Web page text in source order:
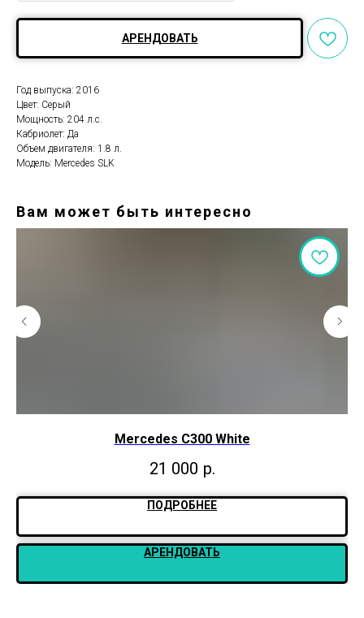
АРЕНДОВАТЬ
Год выпуска: 2016
Цвет: Серый
Мощность: 204 л.с.
Кабриолет: Да
Объем двигателя: 1.8 л.
Модель: Mercedes SLK
Вам может быть интересно
Mercedes С300 White
21 000 р.
ПОДРОБНЕЕ
АРЕНДОВАТЬ